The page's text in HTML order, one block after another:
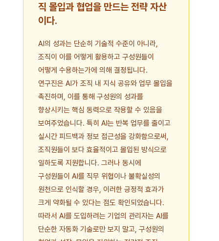
직 몰입과 협업을 만드는 전략 자산
이다.
AI의 성과는 단순히 기술적 수준이 아니라,
조직이 이를 어떻게 활용하고 구성원들이
어떻게 수용하는가에 의해 결정됩니다.
연구진은 AI가 조직 내 지식 공유와 업무 몰입을
촉진하며, 이를 통해 구성원의 성과를
향상시키는 핵심 동력으로 작용할 수 있음을
보여주었습니다. 특히 AI는 반복 업무를 줄이고
실시간 피드백과 정보 접근성을 강화함으로써,
조직원들이 보다 효율적이고 몰입된 방식으로
일하도록 지원합니다. 그러나 동시에
구성원들이 AI를 직무 위협이나 불확실성의
원천으로 인식할 경우, 이러한 긍정적 효과가
크게 약화될 수 있다는 점도 확인되었습니다.
따라서 AI를 도입하려는 기업의 관리자는 AI를
단순한 자동화 기술로만 보지 말고, 구성원의